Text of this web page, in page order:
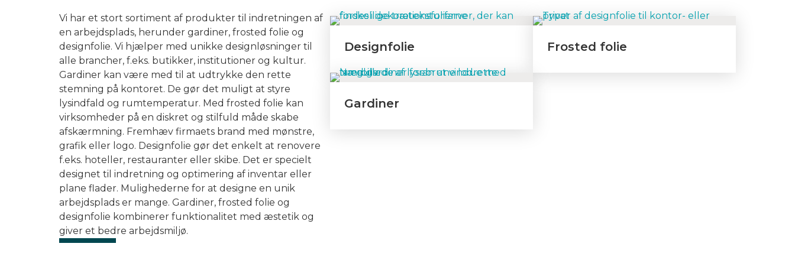
Vi har et stort sortiment af produkter til indretningen af
en arbejdsplads, herunder gardiner, frosted folie og
designfolie. Vi hjælper med unikke designløsninger til
alle brancher, f.eks. butikker, institutioner og kultur.
Gardiner kan være med til at udtrykke den rette
stemning på kontoret. De gør det muligt at styre
lysindfald og rumtemperatur. Med frosted folie kan
virksomheder på en diskret og stilfuld måde skabe
afskærmning. Fremhæv firmaets brand med mønstre,
grafik eller logo. Designfolie gør det enkelt at renovere
f.eks. hoteller, restauranter eller skibe. Det er specielt
designet til indretning og optimering af inventar eller
plane flader. Mulighederne for at designe en unik
arbejdsplads er mange. Gardiner, frosted folie og
designfolie kombinerer funktionalitet med æstetik og
giver et bedre arbejdsmiljø.
Designfolie Frosted folie
Gardiner